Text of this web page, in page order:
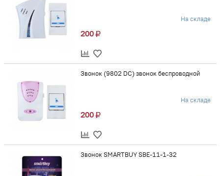
На складе
200
Звонок (9802 DC) звонок беспроводной
На складе
200
Звонок SMARTBUY SBE-11-1-32